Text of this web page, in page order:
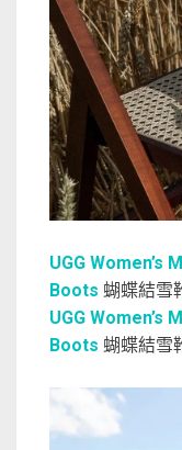
UGG Women’s
Boots 蝴蝶結雪
UGG Women’s
Boots 蝴蝶結雪